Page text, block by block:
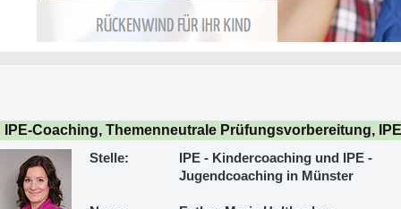
IPE-Coaching, Themenneutrale Prüfungsvorbereitung,
Stelle:
IPE - Kindercoaching und IPE -
Jugendcoaching in Münster